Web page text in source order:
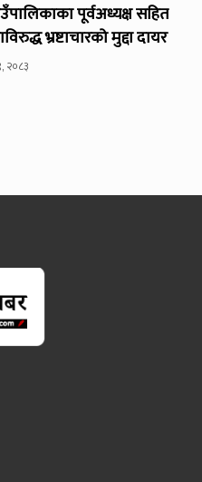
पूर्वअध्यक्ष सहित
भ्रष्टाचारको मुद्दा दायर
२०८३